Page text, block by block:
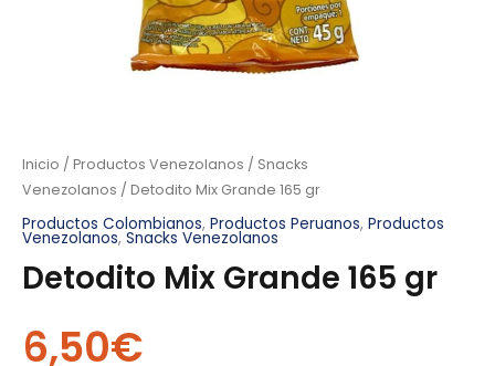
Inicio / Productos Venezolanos / Snacks
Venezolanos / Detodito Mix Grande 165 gr
Productos Colombianos, Productos Peruanos, Productos
Venezolanos, Snacks Venezolanos
Detodito Mix Grande 165 gr
6,50€